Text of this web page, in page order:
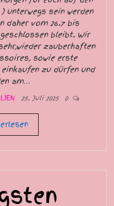
unterwegs sein werden
daher vom 26.7 bis
bleibt. Wir
zauberhaften
sowie erste
zu dürfen und
am…
25. Juli 2025 0